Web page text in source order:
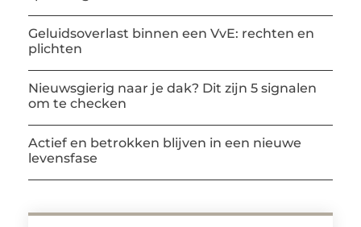
Geluidsoverlast binnen een VvE: rechten en
plichten
Nieuwsgierig naar je dak? Dit zijn 5 signalen
om te checken
Actief en betrokken blijven in een nieuwe
levensfase